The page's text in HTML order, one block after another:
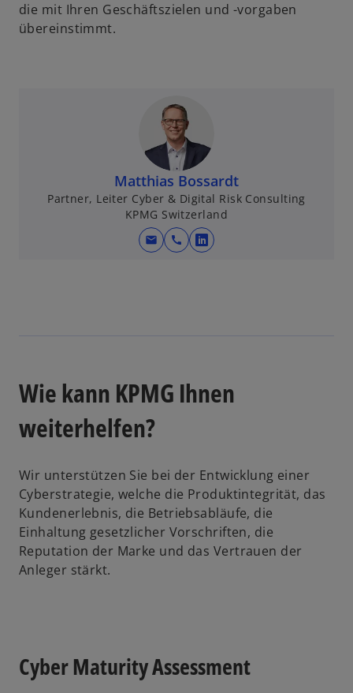
die mit Ihren Geschäftszielen und -vorgaben
übereinstimmt.
Matthias Bossardt
Partner, Leiter Cyber & Digital Risk Consulting
KPMG Switzerland
mail call
w
n
e
u
e
n
R
e
Wie kann KPMG Ihnen
weiterhelfen?
Wir unterstützen Sie bei der Entwicklung einer
Cyberstrategie, welche die Produktintegrität, das
Kundenerlebnis, die Betriebsabläufe, die
Einhaltung gesetzlicher Vorschriften, die
Reputation der Marke und das Vertrauen der
Anleger stärkt.
Cyber Maturity Assessment